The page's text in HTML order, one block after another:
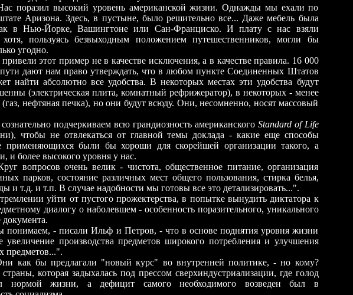
высокий уровень американской жизни. Однажды мы ехали по
Аризона. Здесь, в пустыне, было решительно все... Даже мебель была
в Нью-Йорке, Вашингтоне или Сан-Франциско. И плату с нас взяли
пользуясь безвыходным положением путешественников, могли бы
угодно.
этот пример не в качестве исключения, а в качестве правила. 16 000
дают нам право утверждать, что в любом пункте Соединенных Штатов
найти абсолютно все удобства. В некоторых местах эти удобства будут
(электрическая плита, комнатный рефрижератор), в некоторых - менее
нефтяная печка), но они будут всюду. Они, несомненно, носят массовый
подчеркиваем всю грандиозность американского Standard of Life
чтобы не отвлекаться от главной темы доклада - какие еще способы
были бы хороши для скорейшей организации такого, а
и более высокого уровня у нас.
очень велик - чистота, общественное питание, организация
парков, состояние различных мест общего пользования, стирка белья,
и т.д. и т.п. В случае надобности мы готовы все это детализировать...".
уйти от пустого прожектерства, в попытке вынудить диктатора к
диалогу о наболевшем - особенность поразительного, уникального
документа.
- писали Ильф и Петров, - что в основе поднятия уровня жизни
увеличение производства предметов широкого потребления и улучшения
предметов...".
предлагали "новый курс" во внутренней политике, - но кому?
страны, которая задыхалась под прессом сверхиндустриализации, где голод
нормой жизни, а дефицит самого необходимого возведен был в